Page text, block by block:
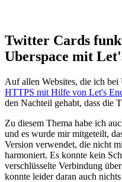
Twitter Cards
Uberspace mit
Auf allen Websites, die ich bei
HTTPS mit Hilfe von Let's
den Nachteil gehabt, dass die
Zu diesem Thema habe ich
und es wurde mir mitgeteilt,
Version verwendet, die nicht
harmoniert. Es konnte kein
verschlüsselte Verbindung
konnte leider daran auch